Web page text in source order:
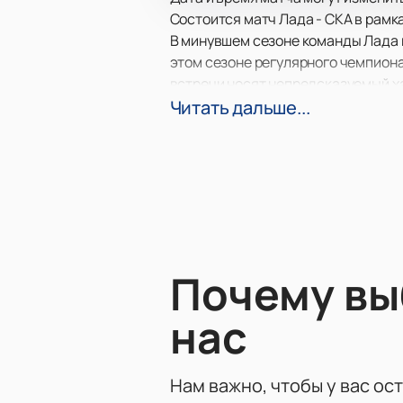
Состоится матч Лада - СКА в
В минувшем сезоне команды Лада
этом сезоне регулярного
встречи носят непредсказуемый
надолго запомнится вам своей
Читать дальше...
Почему
нас
Нам важно, чтобы у вас